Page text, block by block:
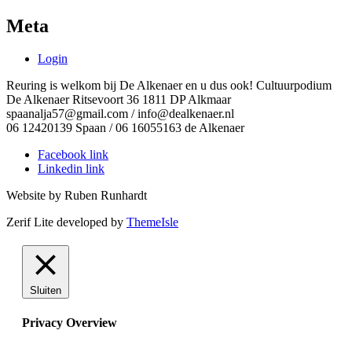
Meta
Login
Reuring is welkom bij De Alkenaer en u dus ook! Cultuurpodium
De Alkenaer Ritsevoort 36 1811 DP Alkmaar
spaanalja57@gmail.com / info@dealkenaer.nl
06 12420139 Spaan / 06 16055163 de Alkenaer
Facebook link
Linkedin link
Website by Ruben Runhardt
Zerif Lite developed by ThemeIsle
Sluiten
Privacy Overview